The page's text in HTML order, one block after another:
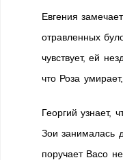
Евгения
отравленных
чувствует, ей
что Роза
Георгий узнает,
Зои занималась
поручает Васо